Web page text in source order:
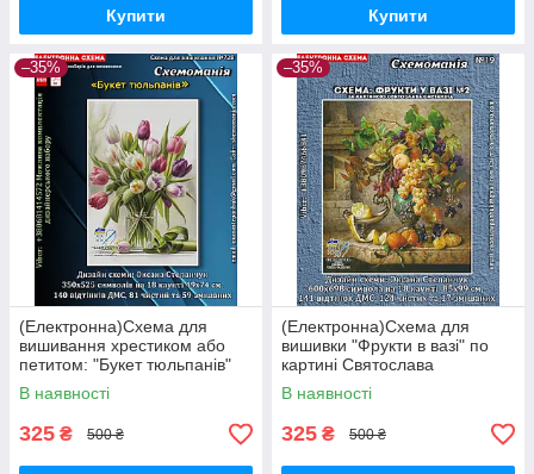
Купити Купити
–35%
(Електронна)Схема для
вишивання хрестиком або
петитом: "Букет тюльпанів"
В наявності
325 ₴ 500 ₴
–35%
(Електронна)Схема для
вишивки "Фрукти в вазі" по
картині Святослава
Сметаніна
В наявності
325 ₴ 500 ₴